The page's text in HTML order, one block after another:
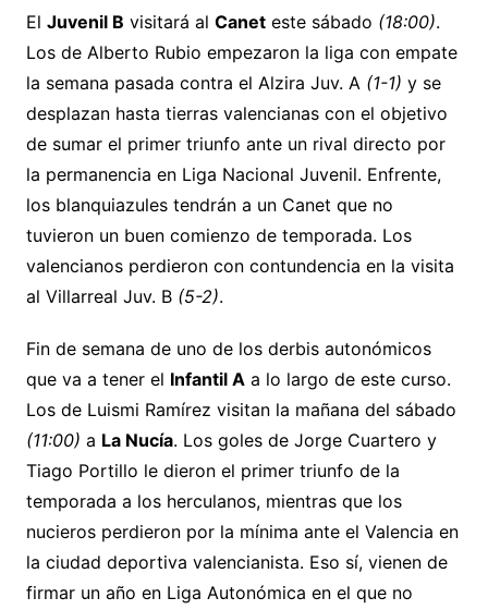
El Juvenil B visitará al Caneteste sábado (18:00).
Los de Alberto Rubio empezaron la liga con empate
la semana pasada contra el Alzira Juv. A (1-1) y se
desplazan hasta tierras valencianas con el objetivo
de sumar el primer triunfo ante un rival directo por
la permanencia en Liga Nacional Juvenil. Enfrente,
los blanquiazules tendrán a un Canet que no
tuvieron un buen comienzo de temporada. Los
valencianos perdieron con contundencia en la visita
al Villarreal Juv. B (5-2).
Fin de semana de uno de los derbis autonómicos
que va a tener el Infantil A a lo largo de este curso.
Los de Luismi Ramírez visitan la mañana del sábado
(11:00) a La Nucía. Los goles de Jorge Cuartero y
Tiago Portillo le dieron el primer triunfo de la
temporada a los herculanos, mientras que los
nucieros perdieron por la mínima ante el Valencia en
la ciudad deportiva valencianista. Eso sí, vienen de
firmar un año en Liga Autonómica en el que no